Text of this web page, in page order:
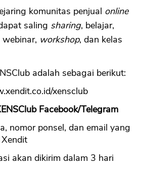
komunitas penjual online
saling sharing, belajar,
workshop, dan kelas
adalah sebagai berikut:
xensclub
Facebook/Telegram
nomor ponsel, dan email yang
akan dikirim dalam 3 hari